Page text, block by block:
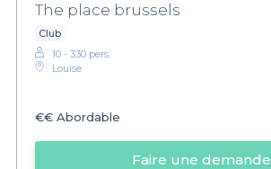
The place brussels
Club
10 - 330 pers.
Louise
€€ Abordable
Faire une demande